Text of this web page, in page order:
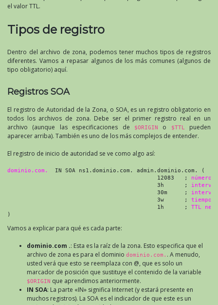
el valor TTL.
Tipos de registro
Dentro del archivo de zona, podemos tener muchos tipos de registros
diferentes. Vamos a repasar algunos de los más comunes (algunos de
tipo obligatorio) aquí.
Registros SOA
El registro de Autoridad de la Zona, o SOA, es un registro obligatorio en
todos los archivos de zona. Debe ser el primer registro real en un
archivo (aunque las especificaciones de
$ORIGIN o $TTL
pueden
aparecer arriba). También es uno de los más complejos de entender.
El registro de inicio de autoridad se ve como algo así:
dominio.com.
  IN SOA ns1.dominio.com. admin.dominio.com. (
                                            12083   ;
número
                                            3h      ;
                                            30m     ;
                                            3w      ;
tiempo
                                            1h      ;
TTL
)
Vamos a explicar para qué es cada parte:
dominio.com .: Esta es la raíz de la zona. Esto especifica que el
archivo de zona es para el dominio dominio.com. . A menudo,
usted verá que esto se reemplaza con @, que es solo un
marcador de posición que sustituye el contenido de la variable
$ORIGIN que aprendimos anteriormente.
IN SOA: La parte «IN» significa Internet (y estará presente en
muchos registros). La SOA es el indicador de que este es un